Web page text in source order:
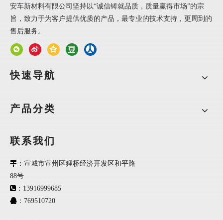
以适应不同风格及档次的建筑物外立面效果。
安车板材优势
1、机械性能高
2、 表面易清洁
3、耐酸碱、耐磨损
4、
表面纤维纹路低
6、耐水性能优7气
板材结构 ：
安车新材料有限公司坚持以“诚信铸就品质，质量赢得市场”的宗
旨，致力于为客户提供优质的产品，最专业的技术支持，更周到的
售后服务。
快速导航
产品分类
联系我们
 ：宣城市宣州区狸桥经济开发区和平路
88号
 ：13916999685
 ：769510720